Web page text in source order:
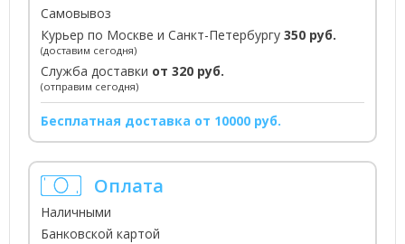
Самовывоз
Курьер по Москве и Санкт-Петербургу 350 руб.
(доставим сегодня)
Служба доставки от 320 руб.
(отправим сегодня)
Бесплатная доставка от 10000 руб.
Оплата
Наличными
Банковской картой